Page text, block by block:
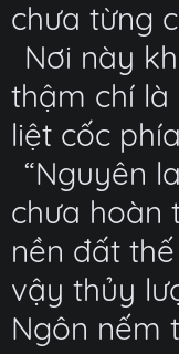
chưa từng
Nơi này
thậm chí là
liệt cốc
“Nguyên
chưa hoàn
nền đất
vậy thủy
Ngôn nếm